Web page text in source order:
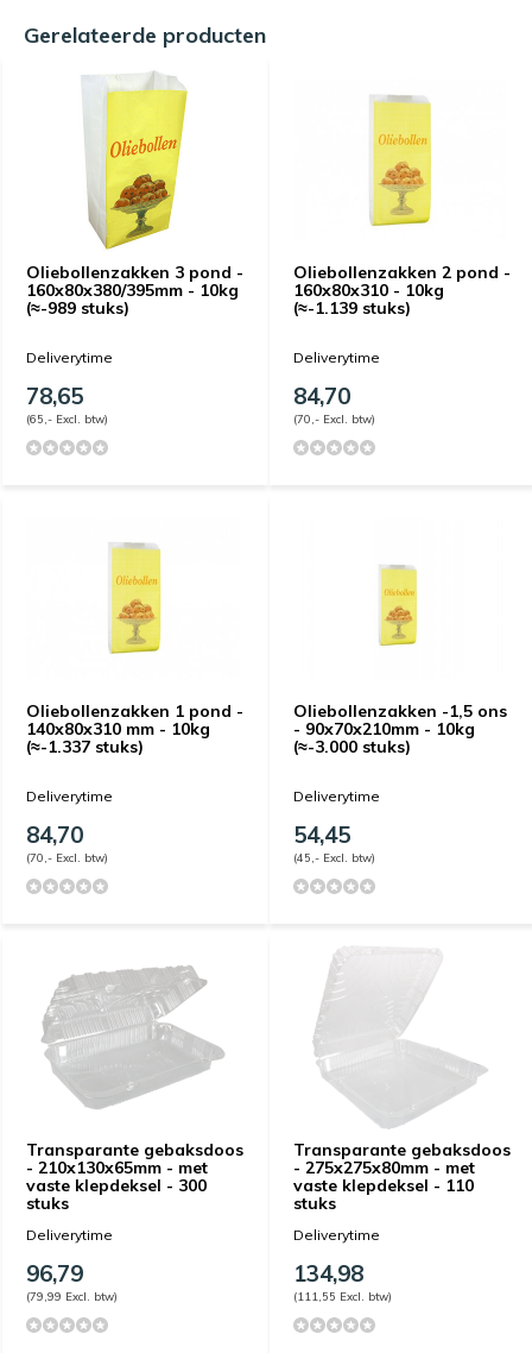
Gerelateerde producten
Oliebollenzakken 3 pond -
160x80x380/395mm - 10kg
(≈-989 stuks)
Deliverytime
78,65
(65,- Excl. btw)
Oliebollenzakken 2 pond -
160x80x310 - 10kg
(≈-1.139 stuks)
Deliverytime
84,70
(70,- Excl. btw)
Oliebollenzakken 1 pond -
140x80x310 mm - 10kg
(≈-1.337 stuks)
Deliverytime
84,70
(70,- Excl. btw)
Oliebollenzakken -1,5 ons
- 90x70x210mm - 10kg
(≈-3.000 stuks)
Deliverytime
54,45
(45,- Excl. btw)
Transparante gebaksdoos
- 210x130x65mm - met
vaste klepdeksel - 300
stuks
Deliverytime
96,79
(79,99 Excl. btw)
Transparante gebaksdoos
- 275x275x80mm - met
vaste klepdeksel - 110
stuks
Deliverytime
134,98
(111,55 Excl. btw)